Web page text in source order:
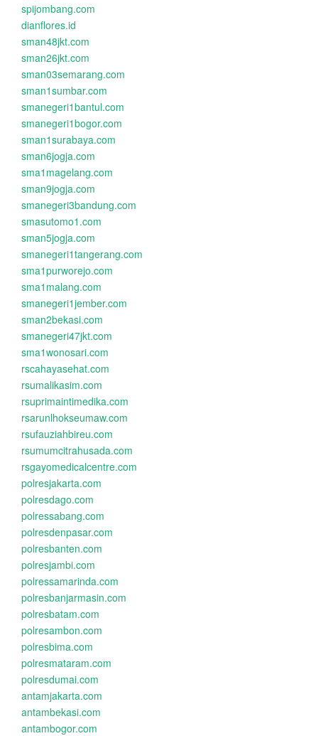
spijombang.com
dianflores.id
sman48jkt.com
sman26jkt.com
sman03semarang.com
sman1sumbar.com
smanegeri1bantul.com
smanegeri1bogor.com
sman1surabaya.com
sman6jogja.com
sma1magelang.com
sman9jogja.com
smanegeri3bandung.com
smasutomo1.com
sman5jogja.com
smanegeri1tangerang.com
sma1purworejo.com
sma1malang.com
smanegeri1jember.com
sman2bekasi.com
smanegeri47jkt.com
sma1wonosari.com
rscahayasehat.com
rsumalikasim.com
rsuprimaintimedika.com
rsarunlhokseumaw.com
rsufauziahbireu.com
rsumumcitrahusada.com
rsgayomedicalcentre.com
polresjakarta.com
polresdago.com
polressabang.com
polresdenpasar.com
polresbanten.com
polresjambi.com
polressamarinda.com
polresbanjarmasin.com
polresbatam.com
polresambon.com
polresbima.com
polresmataram.com
polresdumai.com
antamjakarta.com
antambekasi.com
antambogor.com